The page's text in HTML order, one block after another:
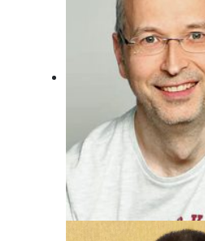
Andreas von Juterzenka